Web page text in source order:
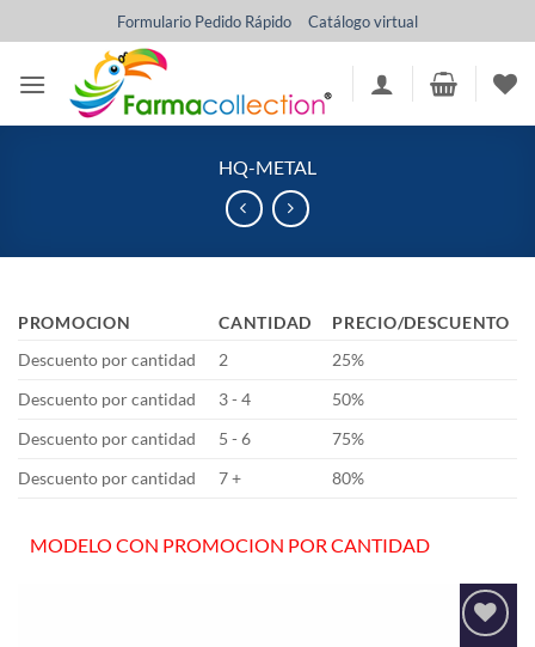
al
contenido
Formulario Pedido Rápido Catálogo virtual
HQ-METAL
PROMOCION CANTIDAD
PRECIO/DESCUENTO
Descuento por cantidad
2
25%
Descuento por cantidad
3 - 4
50%
Descuento por cantidad
5 - 6
75%
Descuento por cantidad
7 + 80%
MODELO CON PROMOCION POR CANTIDAD